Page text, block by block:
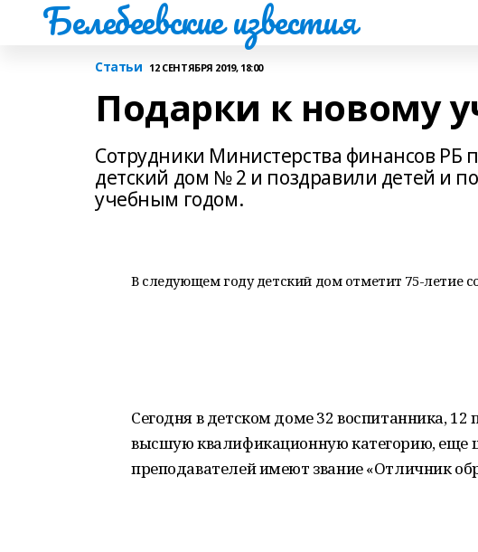
Белебеевские известия
Статьи 12 СЕНТЯБРЯ 2019, 18:00
Подарки к новому
Сотрудники Министерства финансов РБ
детский дом № 2 и поздравили детей и
учебным годом.
В следующем году детский дом отметит 75-летие
Сегодня в детском доме 32 воспитанника, 12
высшую квалификационную категорию, еще
преподавателей имеют звание «Отличник